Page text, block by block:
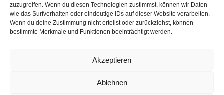
zuzugreifen. Wenn du diesen Technologien zustimmst, können wir Daten
wie das Surfverhalten oder eindeutige IDs auf dieser Website verarbeiten.
Wenn du deine Zustimmung nicht erteilst oder zurückziehst, können
bestimmte Merkmale und Funktionen beeinträchtigt werden.
Akzeptieren
Ablehnen